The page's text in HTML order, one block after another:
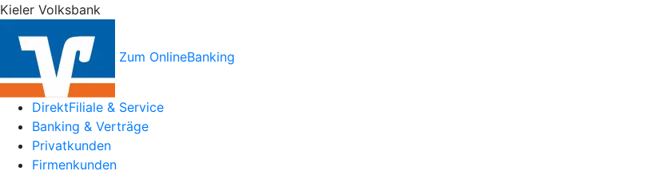
Kieler Volksbank
Zum OnlineBanking
DirektFiliale & Service
Banking & Verträge
Privatkunden
Firmenkunden